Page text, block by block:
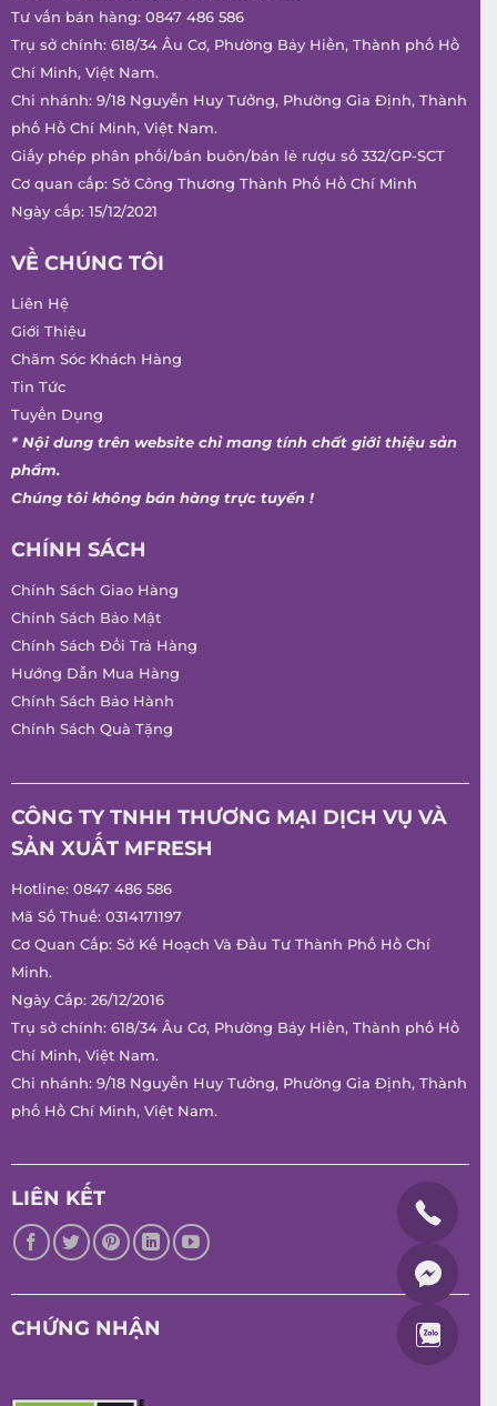
Tư vấn bán hàng: 0847 486 586
Trụ sở chính: 618/34 Âu Cơ, Phường Bảy Hiền, Thành phố Hồ
Chí Minh, Việt Nam.
Chi nhánh: 9/18 Nguyễn Huy Tưởng, Phường Gia Định, Thành
phố Hồ Chí Minh, Việt Nam.
Giấy phép phân phối/bán buôn/bán lẻ rượu số 332/GP-SCT
Cơ quan cấp: Sở Công Thương Thành Phố Hồ Chí Minh
Ngày cấp: 15/12/2021
VỀ CHÚNG TÔI
Liên Hệ
Giới Thiệu
Chăm Sóc Khách Hàng
Tin Tức
Tuyển Dụng
* Nội dung trên website chỉ mang tính chất giới thiệu sản
phẩm.
Chúng tôi không bán hàng trực tuyến !
CHÍNH SÁCH
Chính Sách Giao Hàng
Chính Sách Bảo Mật
Chính Sách Đổi Trả Hàng
Hướng Dẫn Mua Hàng
Chính Sách Bảo Hành
Chính Sách Quà Tặng
CÔNG TY TNHH THƯƠNG MẠI DỊCH VỤ VÀ
SẢN XUẤT MFRESH
Hotline: 0847 486 586
Mã Số Thuế: 0314171197
Cơ Quan Cấp: Sở Kế Hoạch Và Đầu Tư Thành Phố Hồ Chí
Minh.
Ngày Cấp: 26/12/2016
Trụ sở chính: 618/34 Âu Cơ, Phường Bảy Hiền, Thành phố Hồ
Chí Minh, Việt Nam.
Chi nhánh: 9/18 Nguyễn Huy Tưởng, Phường Gia Định, Thành
phố Hồ Chí Minh, Việt Nam.
LIÊN KẾT
CHỨNG NHẬN